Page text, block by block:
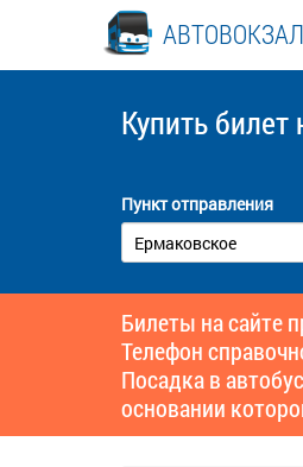
Купить билет
Пункт отправления
Билеты на сайте
Телефон
Посадка в
основании